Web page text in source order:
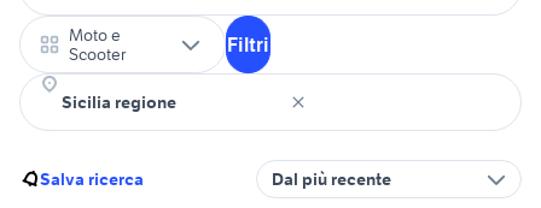
Moto e
Scooter
Filtri
Salva ricerca Dal più recente